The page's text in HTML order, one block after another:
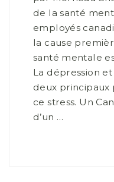
de la santé
employés
la cause
santé mentale
La dépression
deux principaux
ce stress. Un
d’un …